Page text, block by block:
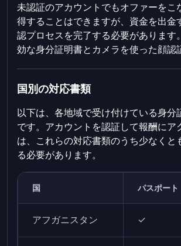
未認証のアカウントでもオファーをこ
得することはできますが、資金を出金
認プロセスを完了する必要があります
効な身分証明書とカメラを使った顔認
国別の対応書類
以下は、各地域で受け付けている身分
です。アカウントを認証して報酬にア
は、これらの対応書類のうち少なくと
る必要があります。
国 パスポート
アフガニスタン ✓